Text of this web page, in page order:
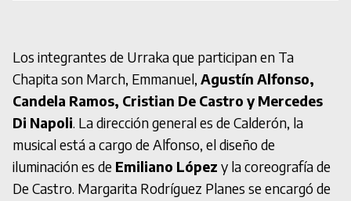
Los integrantes de Urraka que participan en Ta
Chapita son March, Emmanuel, Agustín Alfonso,
Candela Ramos, Cristian De Castro y Mercedes
Di Napoli. La dirección general es de Calderón, la
musical está a cargo de Alfonso, el diseño de
iluminación es de Emiliano López y la coreografía de
De Castro. Margarita Rodríguez Planes se encargó de